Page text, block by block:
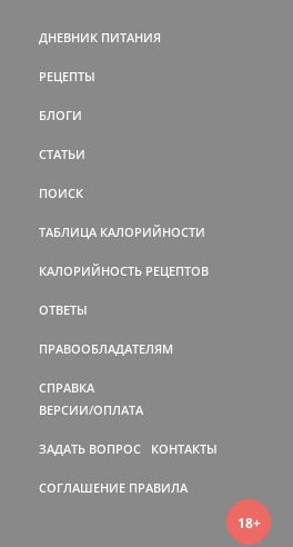
ДНЕВНИК ПИТАНИЯ
РЕЦЕПТЫ
БЛОГИ
СТАТЬИ
ПОИСК
ТАБЛИЦА КАЛОРИЙНОСТИ
КАЛОРИЙНОСТЬ РЕЦЕПТОВ
ОТВЕТЫ
ПРАВООБЛАДАТЕЛЯМ
СПРАВКА
ВЕРСИИ/ОПЛАТА
ЗАДАТЬ ВОПРОС КОНТАКТЫ
СОГЛАШЕНИЕ ПРАВИЛА
18+